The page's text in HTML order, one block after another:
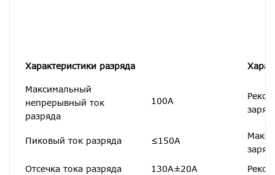
Характеристики разряда
Максимальный
непрерывный ток
разряда
100А
Пиковый ток разряда ≤150А
Отсечка тока разряда
130А±20А